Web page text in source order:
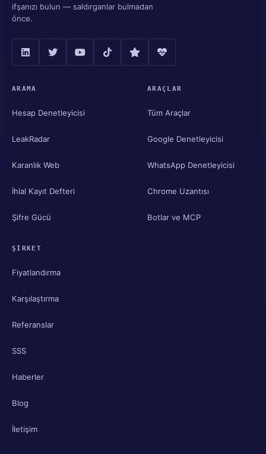
ifşanızı bulun — saldırganlar bulmadan
önce.
ARAMA
Hesap Denetleyicisi
LeakRadar
Karanlık Web
İhlal Kayıt Defteri
Şifre Gücü
ARAÇLAR
Tüm Araçlar
Google Denetleyicisi
WhatsApp Denetleyicisi
Chrome Uzantısı
Botlar ve MCP
ŞIRKET
Fiyatlandırma
Karşılaştırma
Referanslar
SSS
Haberler
Blog
İletişim